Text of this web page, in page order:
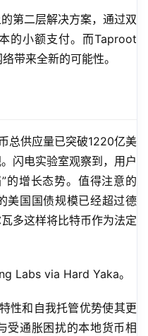
第二层解决方案，通过双
的小额支付。而Taproot
带来全新的可能性。
总供应量已突破1220亿美
闪电实验室观察到，用户
的增长态势。值得注意的
美国国债规模已经超过德
多这样将比特币作为法定
Labs via Hard Yaka。
性和自我托管优势使其更
受通胀困扰的本地货币相